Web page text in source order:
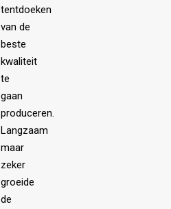
tentdoeken
van de
beste
kwaliteit
te
gaan
produceren.
Langzaam
maar
zeker
groeide
de